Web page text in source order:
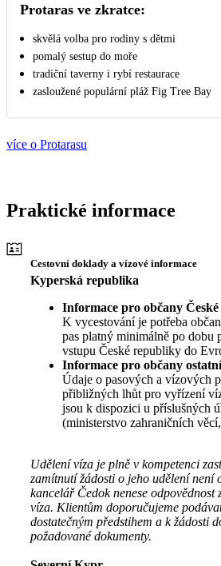
Protaras ve zkratce:
skvělá volba pro rodiny s dětmi
pomalý sestup do moře
tradiční taverny i rybí restaurace
zasloužené populární pláž Fig Tree Bay
více o Protarasu
Praktické informace
Cestovní doklady a vízové informace
Kyperská republika
Informace pro občany
K vycestování je potřeba
pas platný minimálně po dobu
vstupu České republiky do
Informace pro občany
Údaje o pasových a vízových
přibližných lhůt pro vyřízení
jsou k dispozici u příslušných
(ministerstvo zahraničních
Udělení víza je plně v kompetenci
zamítnutí žádosti o jeho udělení není
kancelář Čedok nenese odpovědnost
víza. Klientům doporučujeme
dostatečným předstihem a k žádosti
požadované dokumenty.